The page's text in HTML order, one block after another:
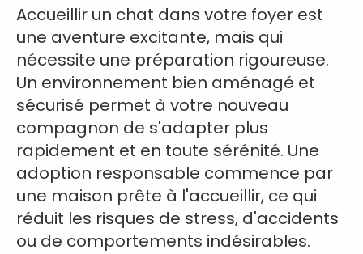
Accueillir un chat dans votre foyer est
une aventure excitante, mais qui
nécessite une préparation rigoureuse.
Un environnement bien aménagé et
sécurisé permet à votre nouveau
compagnon de s'adapter plus
rapidement et en toute sérénité. Une
adoption responsable commence par
une maison prête à l'accueillir, ce qui
réduit les risques de stress, d'accidents
ou de comportements indésirables.